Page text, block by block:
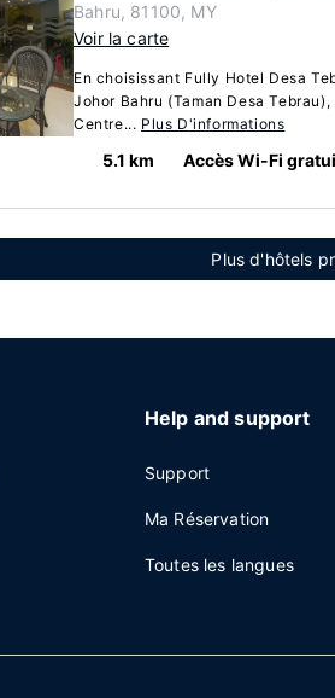
Bahru, 81100, MY
Voir la carte
En choisissant Fully Hotel Desa
Johor Bahru (Taman Desa
Centre... Plus D'informations
5.1 km Accès Wi-Fi
Plus d'hôtels
Help and support
Support
Ma Réservation
Toutes les langues